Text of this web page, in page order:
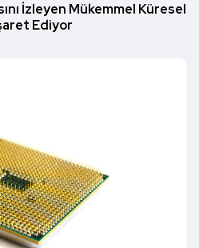
İzleyen Mükemmel Küresel
Ediyor